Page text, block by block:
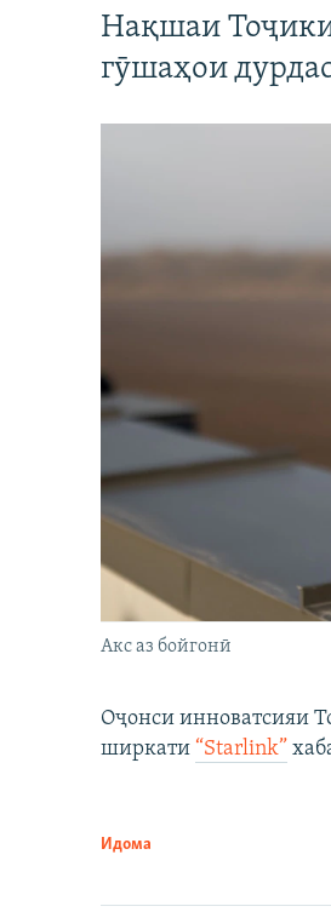
Нақшаи
гӯшаҳои
Акс аз бойгонӣ
Оҷонси инноватсияи
ширкати “Starlink”
Идома